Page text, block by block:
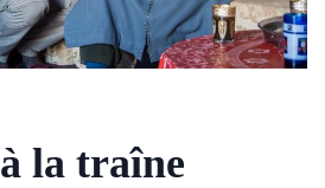
la traîne